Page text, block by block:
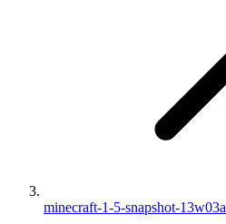
minecraft-1-5-snapshot-13w03a